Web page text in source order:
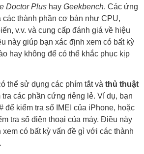
Doctor Plus hay Geekbench. Các ứng
các thành phần cơ bản như CPU,
v.v. và cung cấp đánh giá về hiệu
này giúp bạn xác định xem có bất kỳ
hay không để có thể khắc phục kịp
thể sử dụng các phím tắt và thủ thuật
tra các phần cứng riêng lẻ. Ví dụ, bạn
để kiểm tra số IMEI của iPhone, hoặc
tra số điện thoại của máy. Điều này
có bất kỳ vấn đề gì với các thành